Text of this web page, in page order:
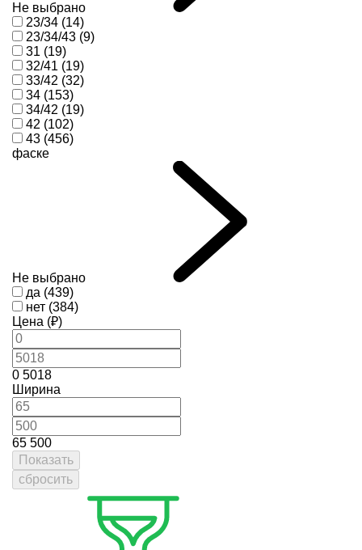
Не выбрано
23/34 (14)
23/34/43 (9)
31 (19)
32/41 (19)
33/42 (32)
34 (153)
34/42 (19)
42 (102)
43 (456)
фаске
Не выбрано
да (439)
нет (384)
Цена (₽)
0 5018
Ширина
65 500
Показать
сбросить